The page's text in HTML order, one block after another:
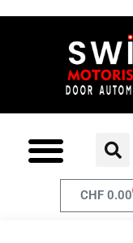
CHF0.00